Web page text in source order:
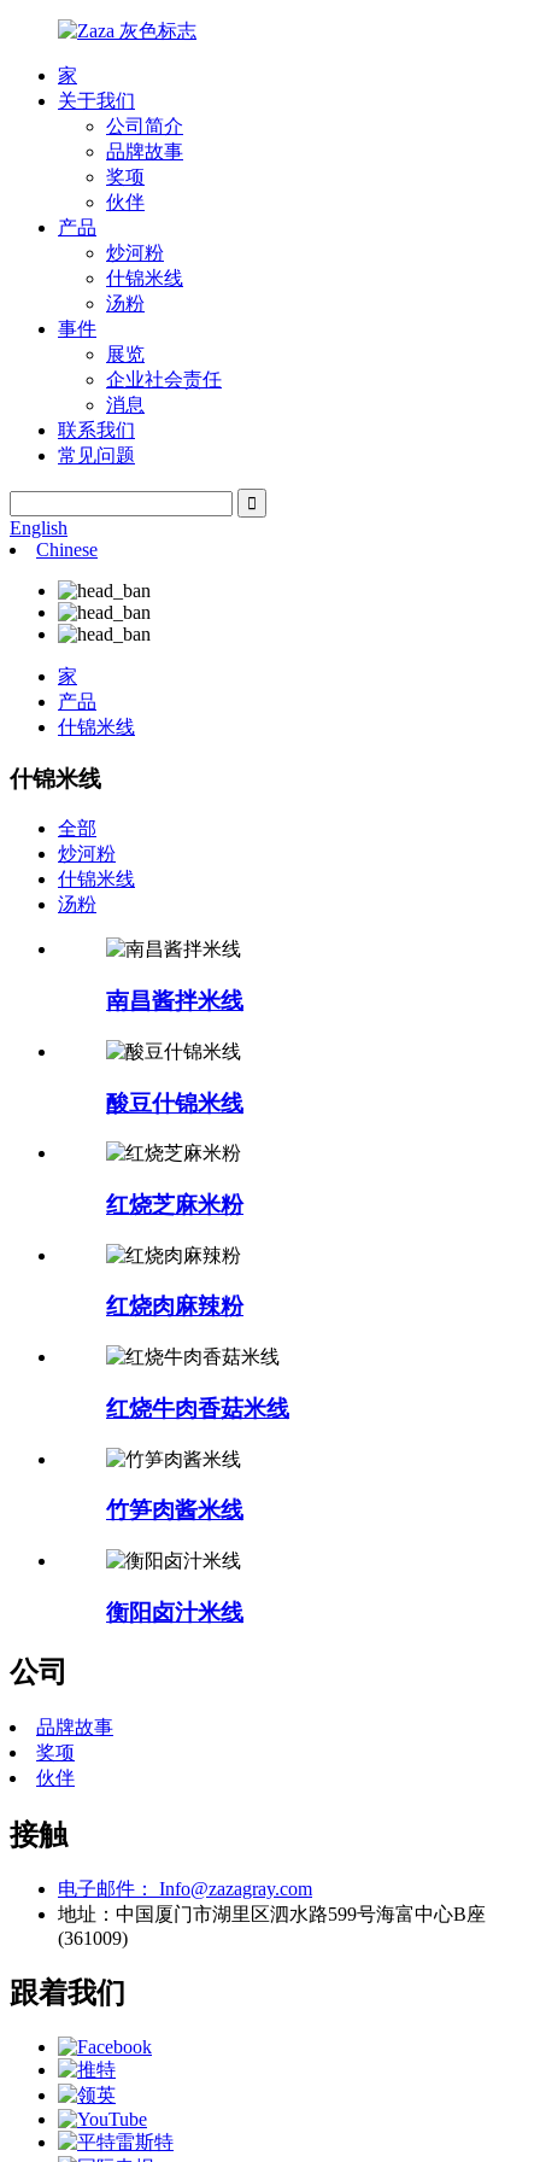
家
关于我们
公司简介
品牌故事
奖项
伙伴
产品
炒河粉
什锦米线
汤粉
事件
展览
企业社会责任
消息
联系我们
常见问题
English
Chinese
家
产品
什锦米线
什锦米线
全部
炒河粉
什锦米线
汤粉
南昌酱拌米线
酸豆什锦米线
红烧芝麻米粉
红烧肉麻辣粉
红烧牛肉香菇米线
竹笋肉酱米线
衡阳卤汁米线
公司
品牌故事
奖项
伙伴
接触
电子邮件：
Info@zazagray.com
地址： 中国厦门市湖里区泗水路599号海富中心B座
(361009)
跟着我们